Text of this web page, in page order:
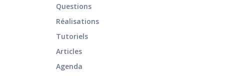
Questions
Réalisations
Tutoriels
Articles
Agenda